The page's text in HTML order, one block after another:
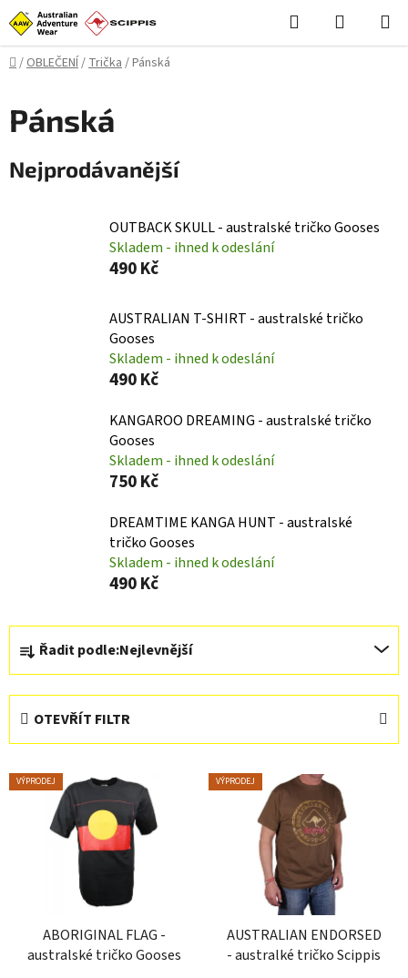
Přejít
na
obsah
Hledat
KOŠÍK
Domů
/OBLEČENÍ/Trička/Pánská
Pánská
Nejprodávanější
OUTBACK SKULL - australské tričko Gooses
Skladem - ihned k odeslání
490 Kč
AUSTRALIAN T-SHIRT - australské tričko
Gooses
Skladem - ihned k odeslání
490 Kč
KANGAROO DREAMING - australské tričko
Gooses
Skladem - ihned k odeslání
750 Kč
DREAMTIME KANGA HUNT - australské
tričko Gooses
Skladem - ihned k odeslání
490 Kč
Ř
a
z
p
Řadit podle:Nejlevnější
OTEVŘÍT FILTR
V
ý
VÝPRODEJ
ABORIGINAL FLAG -
australské tričko Gooses
VÝPRODEJ
AUSTRALIAN ENDORSED
- australké tričko Scippis